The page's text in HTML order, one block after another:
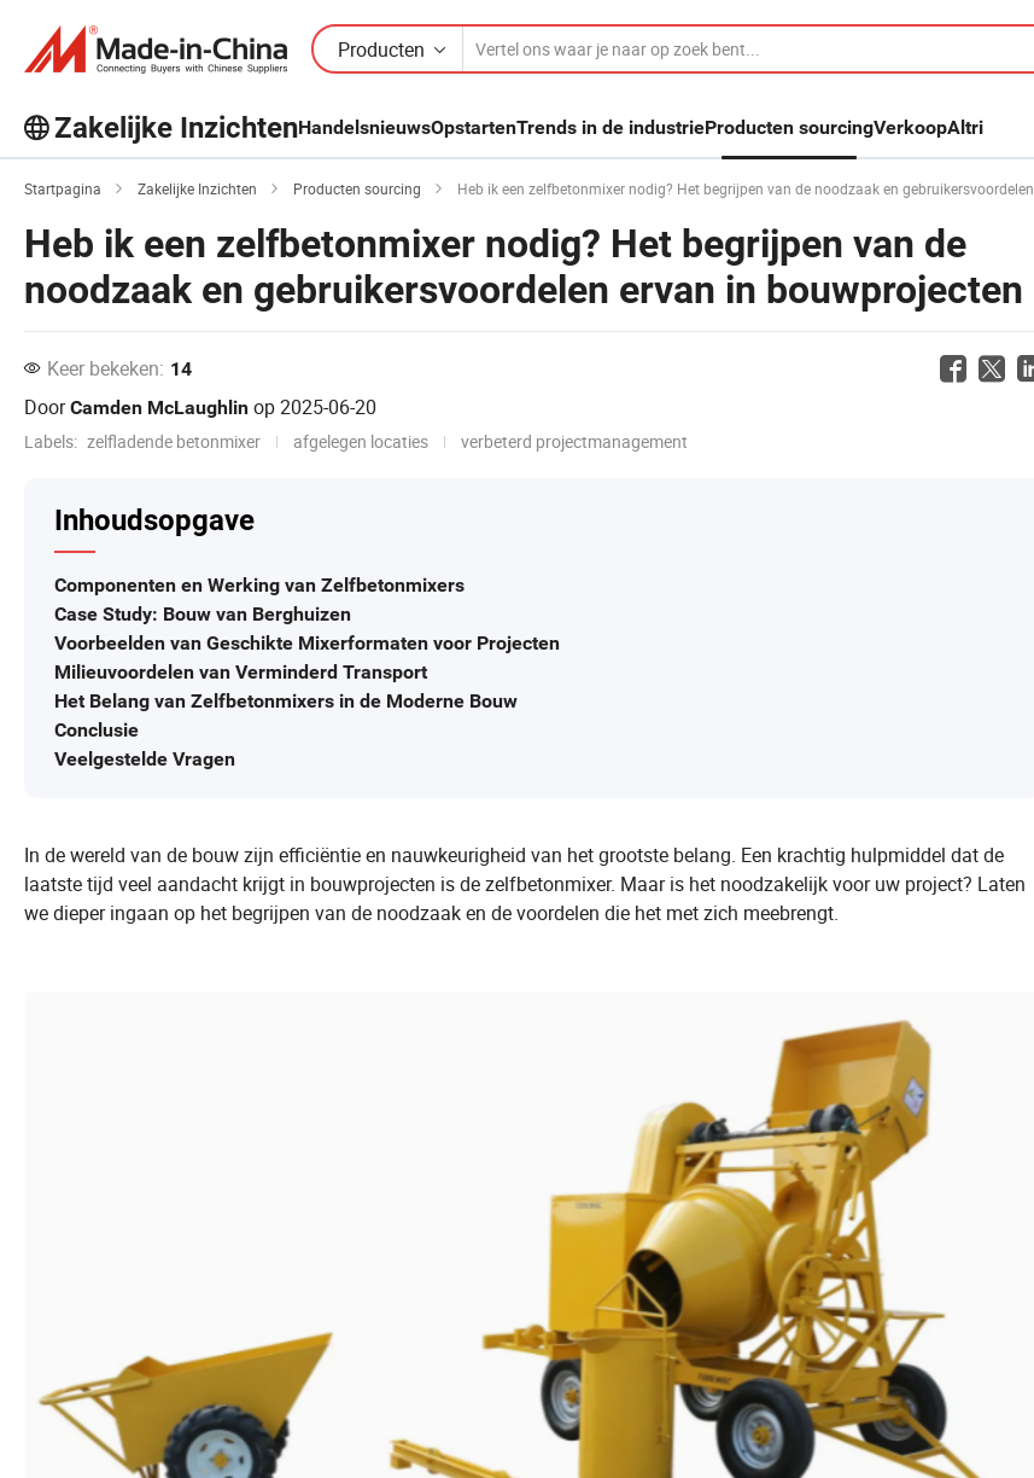
Producten
Zakelijke InzichtenHandelsnieuwsOpstartenTrends in de industrieProducten sourcingVerkoopAltri
Ontdek meer populaire artikelen op
Meer bekijken
Startpagina Zakelijke Inzichten Producten sourcing Heb ik een zelfbetonmixer nodig? Het begrijpen van de noodzaak en gebruikersvoordelen ervan in bouwprojecten
Heb ik een zelfbetonmixer nodig? Het begrijpen van de
noodzaak en gebruikersvoordelen ervan in bouwprojecten
Keer bekeken: 14
DoorCamden McLaughlin op2025-06-20
Labels: zelfladende betonmixer afgelegen locaties verbeterd projectmanagement
Inhoudsopgave
Componenten en Werking van Zelfbetonmixers
Case Study: Bouw van Berghuizen
Voorbeelden van Geschikte Mixerformaten voor Projecten
Milieuvoordelen van Verminderd Transport
Het Belang van Zelfbetonmixers in de Moderne Bouw
Conclusie
Veelgestelde Vragen
In de wereld van de bouw zijn efficiëntie en nauwkeurigheid van het grootste belang. Een krachtig hulpmiddel dat de
laatste tijd veel aandacht krijgt in bouwprojecten is de zelfbetonmixer. Maar is het noodzakelijk voor uw project? Laten
we dieper ingaan op het begrijpen van de noodzaak en de voordelen die het met zich meebrengt.